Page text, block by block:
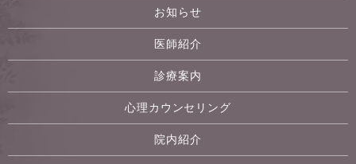
お知らせ
医師紹介
診療案内
心理カウンセリング
院内紹介